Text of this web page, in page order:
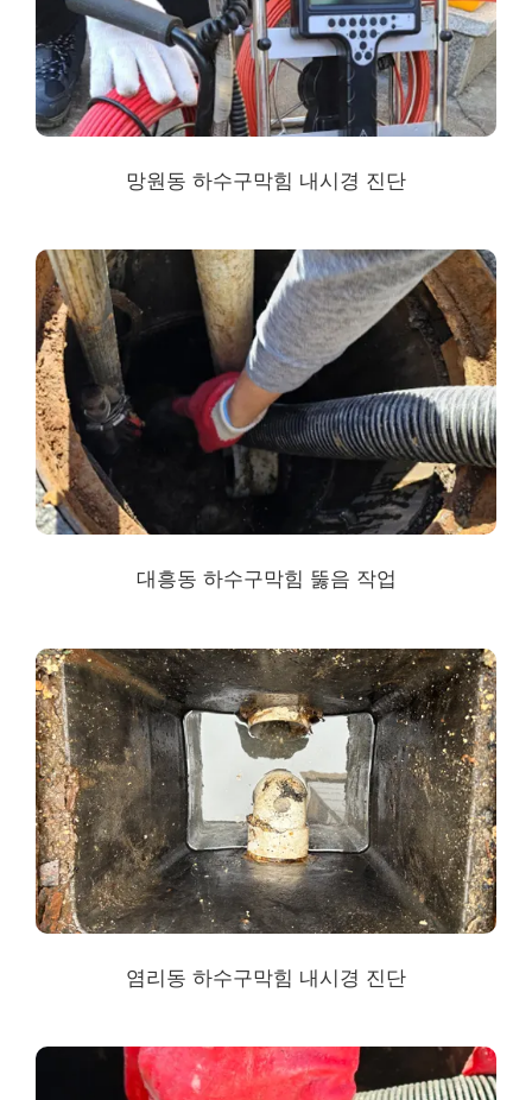
망원동 하수구막힘 내시경 진단
대흥동 하수구막힘 뚫음 작업
염리동 하수구막힘 내시경 진단